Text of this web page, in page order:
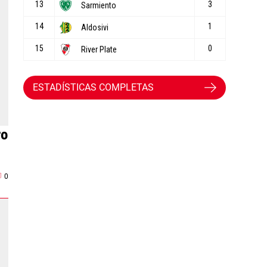
0
ESTADÍSTICAS COMPLETAS